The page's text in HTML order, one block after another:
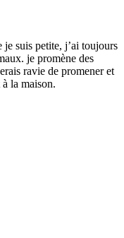
je suis petite, j’ai toujours
je promène des
ravie de promener et
la maison.